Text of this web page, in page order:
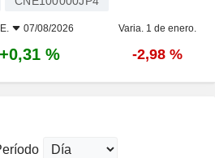
07/08/2026 Varia. 1 de enero.
+0,31 % -2,98 %